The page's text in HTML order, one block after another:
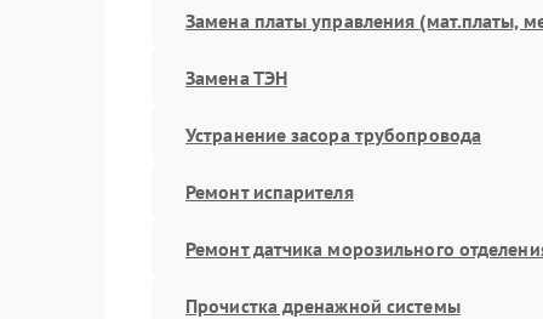
Замена платы управления (мат.платы,
Замена ТЭН
Устранение засора трубопровода
Ремонт испарителя
Ремонт датчика морозильного
Прочистка дренажной системы